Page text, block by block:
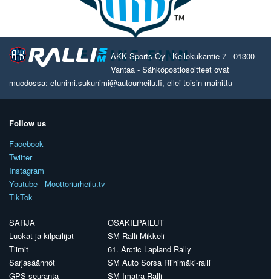
AKK Sports Oy - Kellokukantie 7 - 01300
Vantaa - Sähköpostiosoitteet ovat
muodossa: etunimi.sukunimi@autourheilu.fi, ellei toisin mainittu
Follow us
Facebook
Twitter
Instagram
Youtube - Moottoriurheilu.tv
TikTok
SARJA
Luokat ja kilpailijat
Tiimit
Sarjasäännöt
GPS-seuranta
OSAKILPAILUT
SM Ralli Mikkeli
61. Arctic Lapland Rally
SM Auto Sorsa Riihimäki-ralli
SM Imatra Ralli